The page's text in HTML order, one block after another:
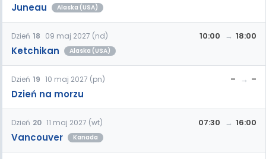
Juneau Alaska (USA)
Dzień 18 09 maj 2027 (nd)
Ketchikan Alaska (USA)
10:00 18:00
Dzień 19 10 maj 2027 (pn)
Dzień na morzu
– –
Dzień 20 11 maj 2027 (wt)
Vancouver Kanada
07:30 16:00